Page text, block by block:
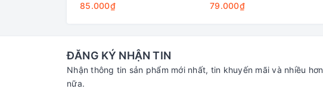
85.000₫ 79.000₫
ĐĂNG KÝ NHẬN TIN
Nhận thông tin sản phẩm mới nhất, tin khuyến mãi và nhiều hơn
nữa.